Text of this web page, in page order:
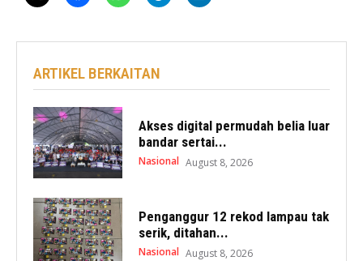
ARTIKEL BERKAITAN
Akses digital permudah belia luar
bandar sertai...
Nasional August 8, 2026
Penganggur 12 rekod lampau tak
serik, ditahan...
Nasional August 8, 2026